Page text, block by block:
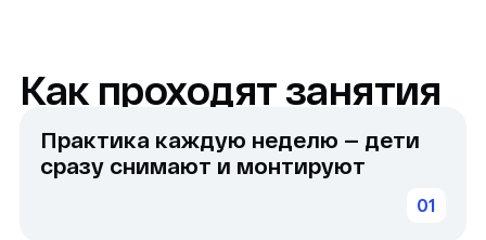
Мастер — автор
проектов